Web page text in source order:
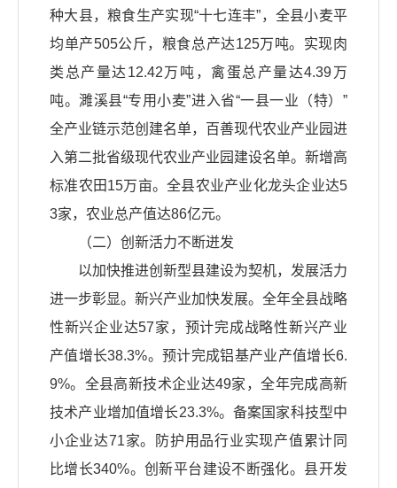
种大县，粮食生产实现“十七连丰”，全县小麦平
均单产505公斤，粮食总产达125万吨。实现肉
类总产量达12.42万吨，禽蛋总产量达4.39万
吨。濉溪县“专用小麦”进入省“一县一业（特）”
全产业链示范创建名单，百善现代农业产业园进
入第二批省级现代农业产业园建设名单。新增高
标准农田15万亩。全县农业产业化龙头企业达5
3家，农业总产值达86亿元。
（二）创新活力不断迸发
以加快推进创新型县建设为契机，发展活力
进一步彰显。新兴产业加快发展。全年全县战略
性新兴企业达57家，预计完成战略性新兴产业
产值增长38.3%。预计完成铝基产业产值增长6.
9%。全县高新技术企业达49家，全年完成高新
技术产业增加值增长23.3%。备案国家科技型中
小企业达71家。防护用品行业实现产值累计同
比增长340%。创新平台建设不断强化。县开发